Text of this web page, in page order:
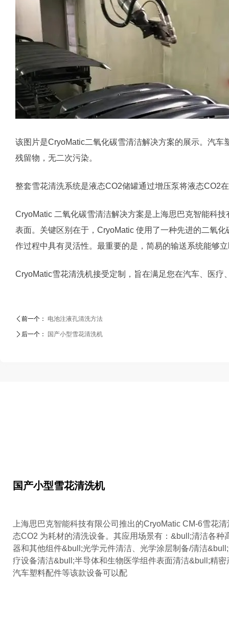
该图片是CryoMatic二氧化碳雪清洁解决方案的展示。汽
残留物，无二次污染。
整套雪花清洗系统是液态CO2储罐通过增压泵将液态CO2
CryoMatic 二氧化碳雪清洁解决方案是上海思巴克智能科
表面。关键区别在于，CryoMatic 使用了一种先进的二氧
作过程中具有灵活性。最重要的是，简易的输送系统能够
CryoMatic雪花清洗机接受定制，旨在满足您在汽车、医
ꄴ 前一个： 电池注液孔清洗方法
ꄲ 后一个： 国产小型雪花清洗机
国产小型雪花清洗机
上海思巴克智能科技有限公司推出的CryoMatic CM-6雪花
态CO2 为耗材的清洗设备。其应用场景有：&bull;清洁各种
器和其他组件&bull;光学元件清洁、光学涂层制备/清洁
疗设备清洁&bull;半导体和生物医学组件表面清洁&bull;精
汽车塑料配件等该款设备可以配